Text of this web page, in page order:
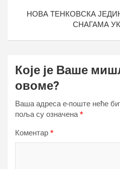
НОВА ТЕНКОВСКА
СНАГАМА
Које је Ваше
овоме?
Ваша адреса е-поште неће
поља су означена*
Коментар *